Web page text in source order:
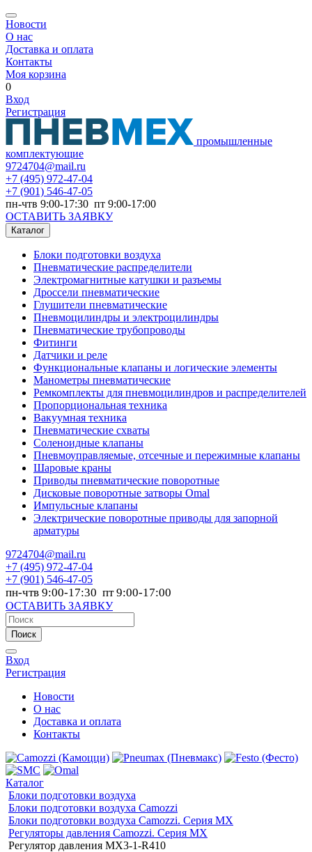
Новости
О нас
Доставка и оплата
Контакты
Моя корзина
0
Вход
Регистрация
промышленные
комплектующие
9724704@mail.ru
+7 (495) 972-47-04
+7 (901) 546-47-05
пн-чтв 9:00-17:30 пт 9:00-17:00
ОСТАВИТЬ ЗАЯВКУ
Каталог
Блоки подготовки воздуха
Пневматические распределители
Электромагнитные катушки и разъемы
Дроссели пневматические
Глушители пневматические
Пневмоцилиндры и электроцилиндры
Пневматические трубопроводы
Фитинги
Датчики и реле
Функциональные клапаны и логические элементы
Манометры пневматические
Ремкомплекты для пневмоцилиндров и распределителей
Пропорциональная техника
Вакуумная техника
Пневматические схваты
Соленоидные клапаны
Пневмоуправляемые, отсечные и пережимные клапаны
Шаровые краны
Приводы пневматические поворотные
Дисковые поворотные затворы Omal
Импульсные клапаны
Электрические поворотные приводы для запорной
арматуры
9724704@mail.ru
+7 (495) 972-47-04
+7 (901) 546-47-05
пн-чтв 9:00-17:30 пт 9:00-17:00
ОСТАВИТЬ ЗАЯВКУ
Поиск
Вход
Регистрация
Новости
О нас
Доставка и оплата
Контакты
Каталог
Блоки подготовки воздуха
Блоки подготовки воздуха Camozzi
Блоки подготовки воздуха Camozzi. Серия МX
Регуляторы давления Camozzi. Серия MX
Регулятор давления MX3-1-R410